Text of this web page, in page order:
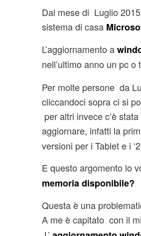
Dal mese di Luglio
sistema di casa
L’aggiornamento a
nell’ultimo anno un pc o
Per molte persone da
cliccandoci sopra ci si
per altri invece c’è
aggiornare, infatti la
versioni per i Tablet e i
E questo argomento lo
memoria disponibile?
Questa è una
A me è capitato con il